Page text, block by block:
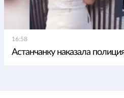
16:58
Астанчанку наказала